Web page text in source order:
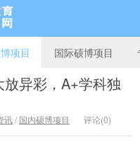
项目 国际硕博项目
异彩，A+学科独
讯/ 国内硕博项目 评论(0)